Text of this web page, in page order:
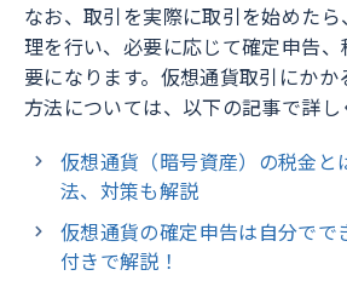
なお、取引を実際に取引を始めた
理を行い、必要に応じて確定申告
要になります。仮想通貨取引にか
方法については、以下の記事で詳し
仮想通貨（暗号資産）の税金と
法、対策も解説
仮想通貨の確定申告は自分でで
付きで解説！